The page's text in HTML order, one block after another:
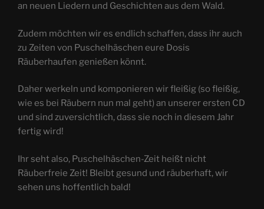
an neuen Liedern und Geschichten aus dem Wald.
Zudem möchten wir es endlich schaffen, dass ihr auch
zu Zeiten von Puschelhäschen eure Dosis
Räuberhaufen genießen könnt.
Daher werkeln und komponieren wir fleißig (so fleißig,
wie es bei Räubern nun mal geht) an unserer ersten CD
und sind zuversichtlich, dass sie noch in diesem Jahr
fertig wird!
Ihr seht also, Puschelhäschen-Zeit heißt nicht
Räuberfreie Zeit! Bleibt gesund und räuberhaft, wir
sehen uns hoffentlich bald!